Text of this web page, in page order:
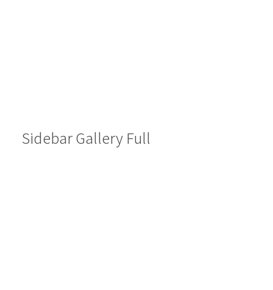
Sidebar Gallery Full